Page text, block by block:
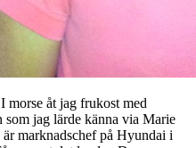
morse åt jag frukost med
jag lärde känna via Marie
marknadschef på Hyundai i